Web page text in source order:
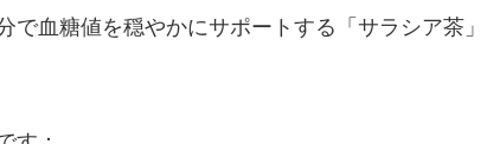
血糖値を穏やかにサポートする「サラシア茶」